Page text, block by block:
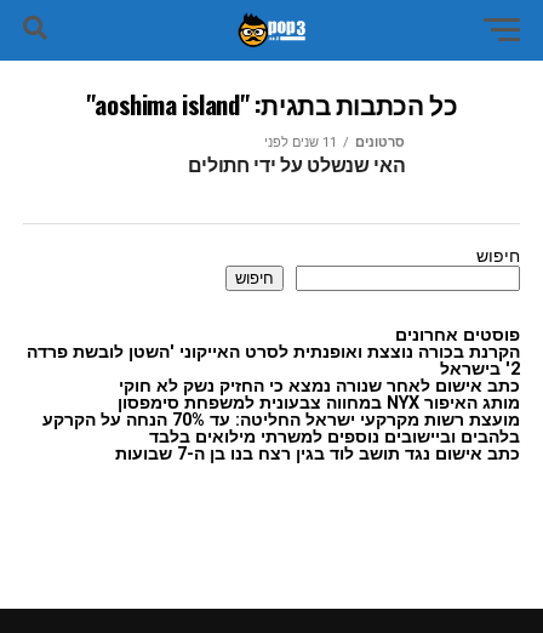
כל הכתבות בתגית: "aoshima island"
סרטונים 11 שנים לפני
האי שנשלט על ידי חתולים
חיפוש
חיפוש
פוסטים אחרונים
הקרנת בכורה נוצצת ואופנתית לסרט האייקוני 'השטן לובשת פרדה
2' בישראל
כתב אישום לאחר שנורה נמצא כי החזיק נשק לא חוקי
מותג האיפור NYX במחווה צבעונית למשפחת סימפסון
מועצת רשות מקרקעי ישראל החליטה: עד 70% הנחה על הקרקע
בלהבים וביישובים נוספים למשרתי מילואים בלבד
כתב אישום נגד תושב לוד בגין רצח בנו בן ה-7 שבועות